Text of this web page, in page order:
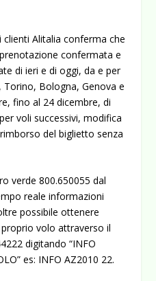
Alitalia conferma che
confermata e
di ieri e di oggi, da e per
Torino, Bologna, Genova e
fino al 24 dicembre, di
voli successivi, modifica
del biglietto senza
verde 800.650055 dal
reale informazioni
possibile ottenere
volo attraverso il
digitando “INFO
es: INFO AZ2010 22.